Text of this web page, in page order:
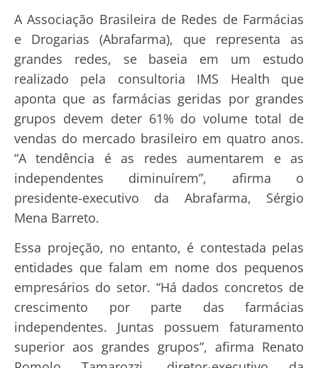
A Associação Brasileira de Redes de Farmácias
e Drogarias (Abrafarma), que representa as
grandes redes, se baseia em um estudo
realizado pela consultoria IMS Health que
aponta que as farmácias geridas por grandes
grupos devem deter 61% do volume total de
vendas do mercado brasileiro em quatro anos.
“A tendência é as redes aumentarem e as
independentes diminuírem”, afirma o
presidente-executivo da Abrafarma, Sérgio
Mena Barreto.
Essa projeção, no entanto, é contestada pelas
entidades que falam em nome dos pequenos
empresários do setor. “Há dados concretos de
crescimento por parte das farmácias
independentes. Juntas possuem faturamento
superior aos grandes grupos”, afirma Renato